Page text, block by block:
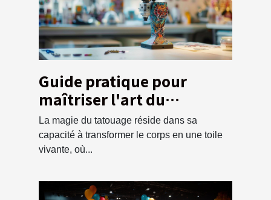
Guide pratique pour
maîtriser l'art du
tatouage en tant que
débutant
La magie du tatouage réside dans sa
capacité à transformer le corps en une toile
vivante, où...